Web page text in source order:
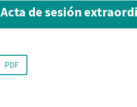
Acta de sesión
PDF